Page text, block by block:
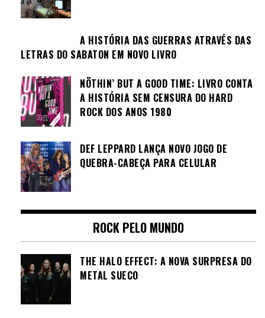
A HISTÓRIA DAS GUERRAS ATRAVÉS DAS
LETRAS DO SABATON EM NOVO LIVRO
NÖTHIN’ BUT A GOOD TIME: LIVRO CONTA
A HISTÓRIA SEM CENSURA DO HARD
ROCK DOS ANOS 1980
DEF LEPPARD LANÇA NOVO JOGO DE
QUEBRA-CABEÇA PARA CELULAR
ROCK PELO MUNDO
THE HALO EFFECT: A NOVA SURPRESA DO
METAL SUECO